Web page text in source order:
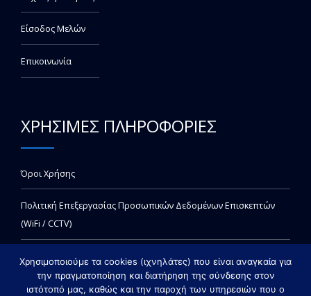
Είσοδος Μελών
Επικοινωνία
ΧΡΗΣΙΜΕΣ ΠΛΗΡΟΦΟΡΙΕΣ
Όροι Χρήσης
Πολιτική Επεξεργασίας Προσωπικών Δεδομένων Επισκεπτών
(WiFi / CCTV)
Χρησιμοποιούμε τα cookies (ιχνηλάτες) που είναι αναγκαία για
την πραγματοποίηση και διατήρηση της σύνδεσης στον
ιστότοπό μας, καθώς και την παροχή των υπηρεσιών που ο